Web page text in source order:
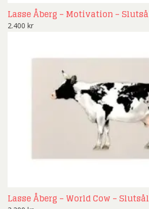
Lasse Åberg – Motivation –
2.400 kr
Lasse Åberg – World Cow –